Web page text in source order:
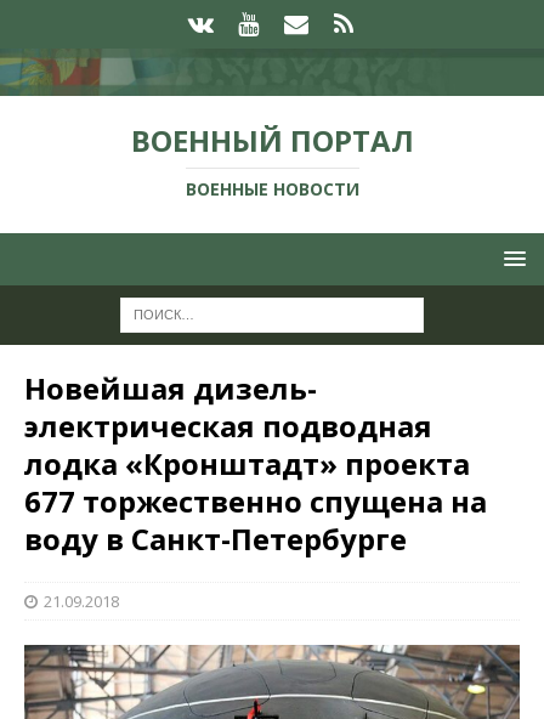
ВОЕННЫЙ ПОРТАЛ
ВОЕННЫЕ НОВОСТИ
Новейшая дизель-
электрическая подводная
лодка «Кронштадт» проекта
677 торжественно спущена на
воду в Санкт-Петербурге
21.09.2018